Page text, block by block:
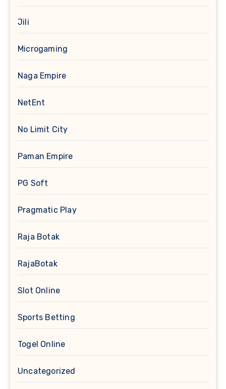
Jili
Microgaming
Naga Empire
NetEnt
No Limit City
Paman Empire
PG Soft
Pragmatic Play
Raja Botak
RajaBotak
Slot Online
Sports Betting
Togel Online
Uncategorized